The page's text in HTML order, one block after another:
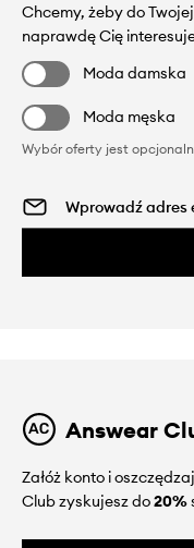
Chcemy, żeby do
naprawdę Cię
Moda damska
Moda męska
Wybór oferty jest
Answear
Załóż konto i
Club zyskujesz do20%